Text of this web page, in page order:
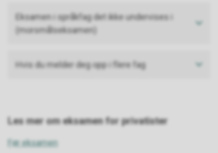
Eksamen i språkfag det ikke undervises i
(morsmålseksamen)
Hvis du melder deg opp i flere fag
Les mer om eksamen for privatister
Før eksamen